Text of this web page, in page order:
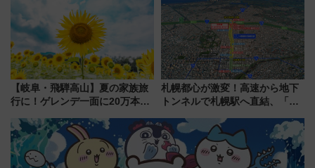
め
【岐阜・飛騨高山】夏の家族旅
行に！ゲレンデ一面に20万本の
アひまわり園」開園
札幌都心が激変！高速から地下
トンネルで札幌駅へ直結、「創
から本格着工、延長4.8km整備
事業の全貌